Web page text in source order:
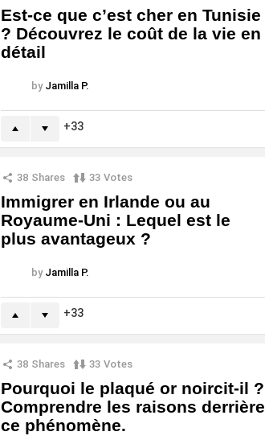
Est-ce que c’est cher en Tunisie
? Découvrez le coût de la vie en
détail
by Jamilla P.
33
38 Shares 33 Votes
Immigrer en Irlande ou au
Royaume-Uni : Lequel est le
plus avantageux ?
by Jamilla P.
33
38 Shares 33 Votes
Pourquoi le plaqué or noircit-il ?
Comprendre les raisons derrière
ce phénomène.